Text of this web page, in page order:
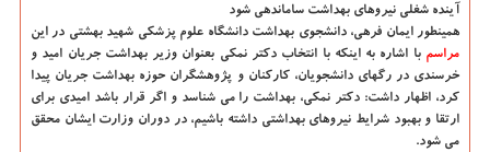
آینده شغلی نیروهای بهداشت ساماندهی شود
همینطور ایمان فرهی، دانشجوی بهداشت دانشگاه علوم پزشكی شهید بهشتی در این
مراسم با اشاره به اینكه با انتخاب دكتر نمكی بعنوان وزیر بهداشت جریان امید و
خرسندی در رگهای دانشجویان، كاركنان و پژوهشگران حوزه بهداشت جریان پیدا
كرد، اظهار داشت: دكتر نمكی، بهداشت را می شناسد و اگر قرار باشد امیدی برای
ارتقا و بهبود شرایط نیروهای بهداشتی داشته باشیم، در دوران وزارت ایشان محقق
می شود.